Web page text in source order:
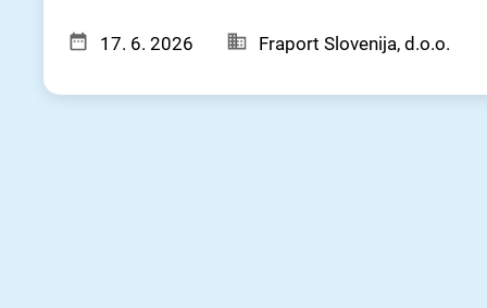
17. 6. 2026 Fraport Slovenija, d.o.o.